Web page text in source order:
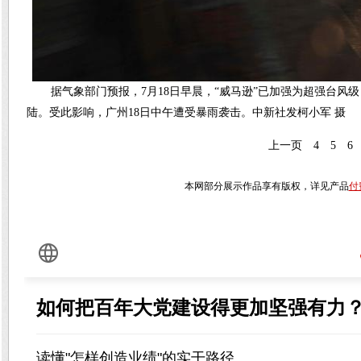
据气象部门预报，7月18日早晨，“威马逊”已加强为超强台风
陆。受此影响，广州18日中午遭受暴雨袭击。中新社发柯小军 摄
上一页 4 5 6
本网部分展示作品享有版权，详见产品付